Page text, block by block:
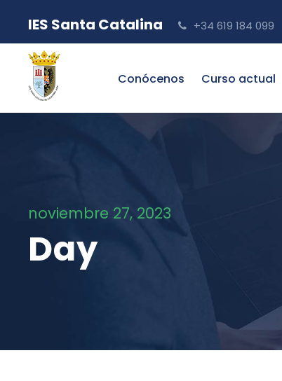
IES Santa Catalina +34 619 184 099
Conócenos Curso actual
noviembre 27, 2023
Day